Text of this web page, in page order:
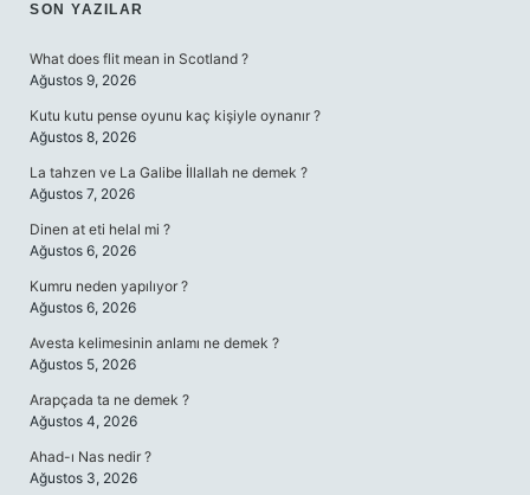
SIDEBAR
SON YAZILAR
What does flit mean in Scotland ?
Ağustos 9, 2026
Kutu kutu pense oyunu kaç kişiyle oynanır ?
Ağustos 8, 2026
La tahzen ve La Galibe İllallah ne demek ?
Ağustos 7, 2026
Dinen at eti helal mi ?
Ağustos 6, 2026
Kumru neden yapılıyor ?
Ağustos 6, 2026
Avesta kelimesinin anlamı ne demek ?
Ağustos 5, 2026
Arapçada ta ne demek ?
Ağustos 4, 2026
Ahad-ı Nas nedir ?
Ağustos 3, 2026